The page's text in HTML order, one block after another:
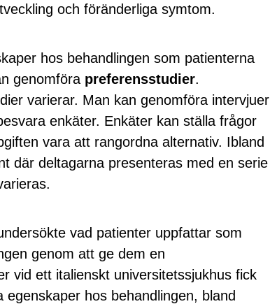
och föränderliga symtom.
hos behandlingen som patienterna
genomföra preferensstudier.
varierar. Man kan genomföra intervjuer
enkäter. Enkäter kan ställa frågor
vara att rangordna alternativ. Ibland
där deltagarna presenteras med en serie
vad patienter uppfattar som
genom att ge dem en
vid ett italienskt universitetssjukhus fick
hos behandlingen, bland